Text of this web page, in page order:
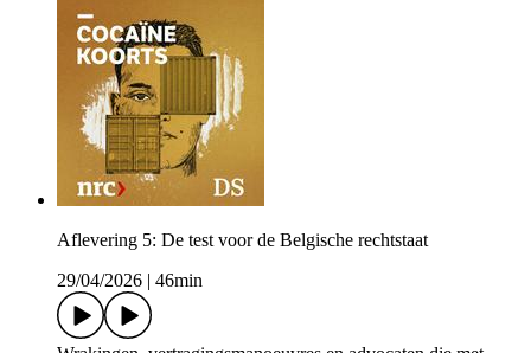
Aflevering 5: De test voor de Belgische rechtstaat
29/04/2026
46min